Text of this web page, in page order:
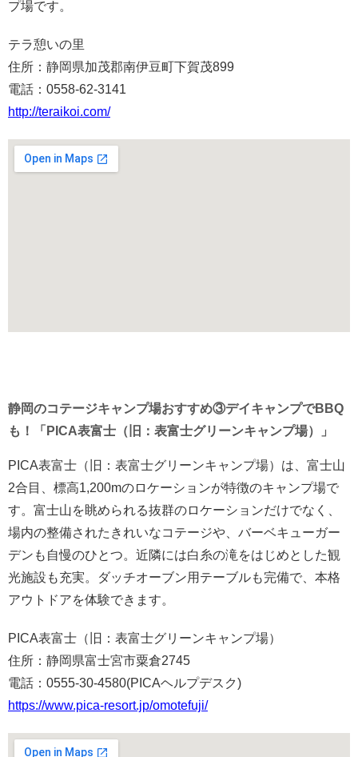
プ場です。
テラ憩いの里
住所：静岡県加茂郡南伊豆町下賀茂899
電話：0558-62-3141
http://teraikoi.com/
静岡のコテージキャンプ場おすすめ③デイキャンプでBBQ
も！「PICA表富士（旧：表富士グリーンキャンプ場）」
PICA表富士（旧：表富士グリーンキャンプ場）は、富士山
2合目、標高1,200mのロケーションが特徴のキャンプ場で
す。富士山を眺められる抜群のロケーションだけでなく、
場内の整備されたきれいなコテージや、バーベキューガー
デンも自慢のひとつ。近隣には白糸の滝をはじめとした観
光施設も充実。ダッチオーブン用テーブルも完備で、本格
アウトドアを体験できます。
PICA表富士（旧：表富士グリーンキャンプ場）
住所：静岡県富士宮市粟倉2745
電話：0555-30-4580(PICAヘルプデスク)
https://www.pica-resort.jp/omotefuji/